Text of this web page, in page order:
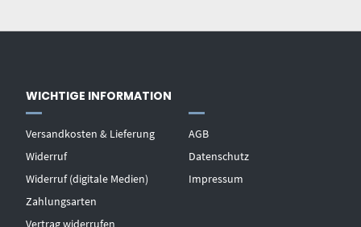
WICHTIGE INFORMATION
Versandkosten & Lieferung
Widerruf
Widerruf (digitale Medien)
Zahlungsarten
Vertrag widerrufen
AGB
Datenschutz
Impressum